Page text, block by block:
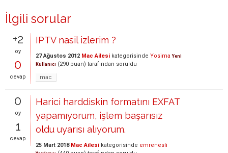
İlgili sorular
+2
oy
0
cevap
IPTV nasil izlerim ?
27 Ağustos 2012 Mac Ailesi kategorisinde Yosima Yeni
Kullanıcı (290 puan) tarafından soruldu
mac
0
oy
1
cevap
Harici harddiskin formatını EXFAT
yapamıyorum, işlem başarısız
oldu uyarısı alıyorum.
25 Mart 2018 Mac Ailesi kategorisinde emrenesli